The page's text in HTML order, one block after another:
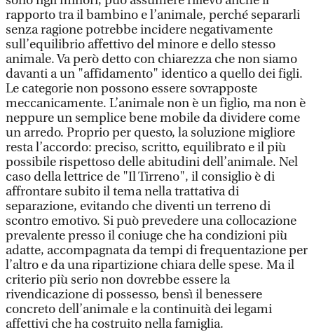
rapporto tra il bambino e l’animale, perché separarli
senza ragione potrebbe incidere negativamente
sull’equilibrio affettivo del minore e dello stesso
animale. Va però detto con chiarezza che non siamo
davanti a un "affidamento" identico a quello dei figli.
Le categorie non possono essere sovrapposte
meccanicamente. L’animale non è un figlio, ma non è
neppure un semplice bene mobile da dividere come
un arredo. Proprio per questo, la soluzione migliore
resta l’accordo: preciso, scritto, equilibrato e il più
possibile rispettoso delle abitudini dell’animale. Nel
caso della lettrice de "Il Tirreno", il consiglio è di
affrontare subito il tema nella trattativa di
separazione, evitando che diventi un terreno di
scontro emotivo. Si può prevedere una collocazione
prevalente presso il coniuge che ha condizioni più
adatte, accompagnata da tempi di frequentazione per
l’altro e da una ripartizione chiara delle spese. Ma il
criterio più serio non dovrebbe essere la
rivendicazione di possesso, bensì il benessere
concreto dell’animale e la continuità dei legami
affettivi che ha costruito nella famiglia.